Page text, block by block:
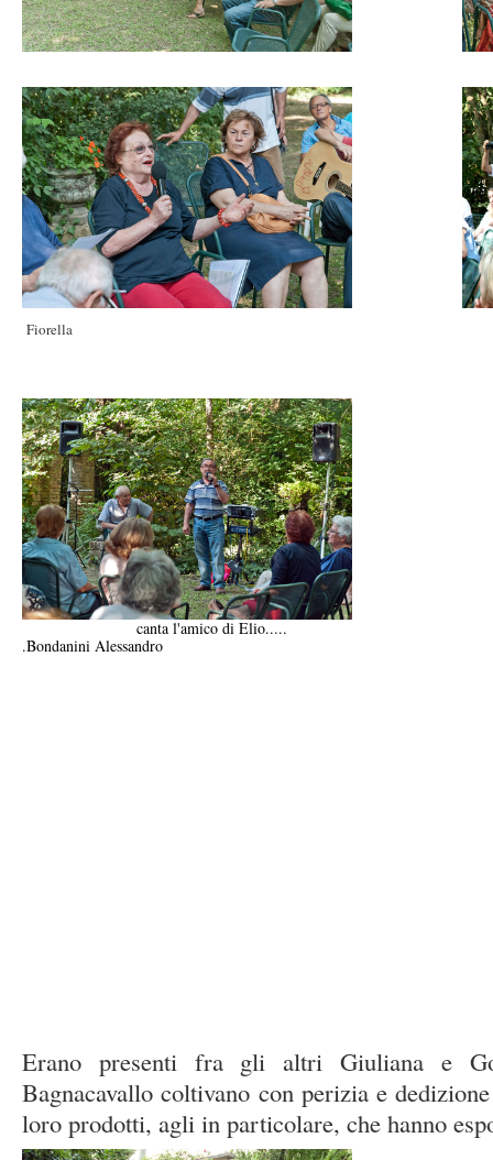
Fiorella
canta l'amico di Elio.....
.Bondanini Alessandro
Erano presenti fra gli altri Giuliana e
Bagnacavallo coltivano con perizia e
loro prodotti, agli in particolare, che hanno